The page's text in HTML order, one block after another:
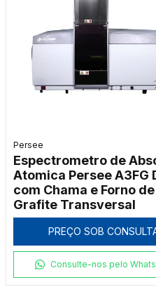
Persee
Espectrometro de
Atomica Persee A3FG
com Chama e Forno de
Grafite Transversal
PREÇO SOB
Consulte-nos pelo